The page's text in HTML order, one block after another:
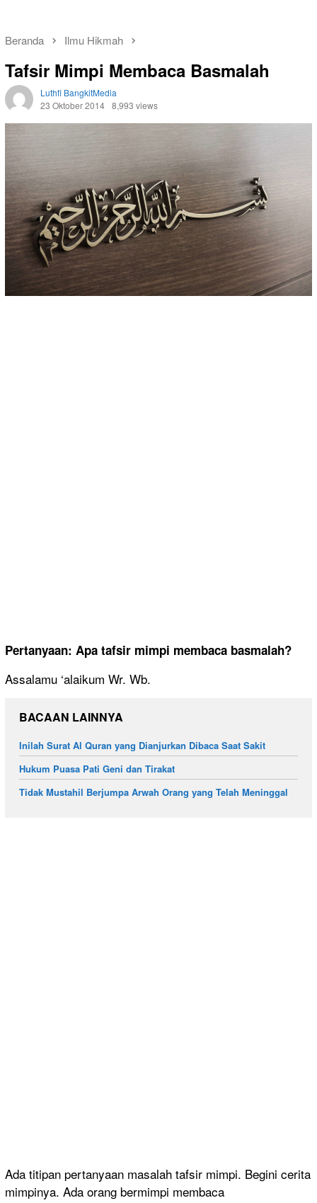
Beranda Ilmu Hikmah
Tafsir Mimpi Membaca Basmalah
Luthfi BangkitMedia
23 Oktober 2014 8,993 views
Pertanyaan: Apa tafsir mimpi membaca basmalah?
Assalamu ‘alaikum Wr. Wb.
BACAAN LAINNYA
Inilah Surat Al Quran yang Dianjurkan Dibaca Saat Sakit
Hukum Puasa Pati Geni dan Tirakat
Tidak Mustahil Berjumpa Arwah Orang yang Telah Meninggal
Ada titipan pertanyaan masalah tafsir mimpi. Begini cerita
mimpinya. Ada orang bermimpi membaca